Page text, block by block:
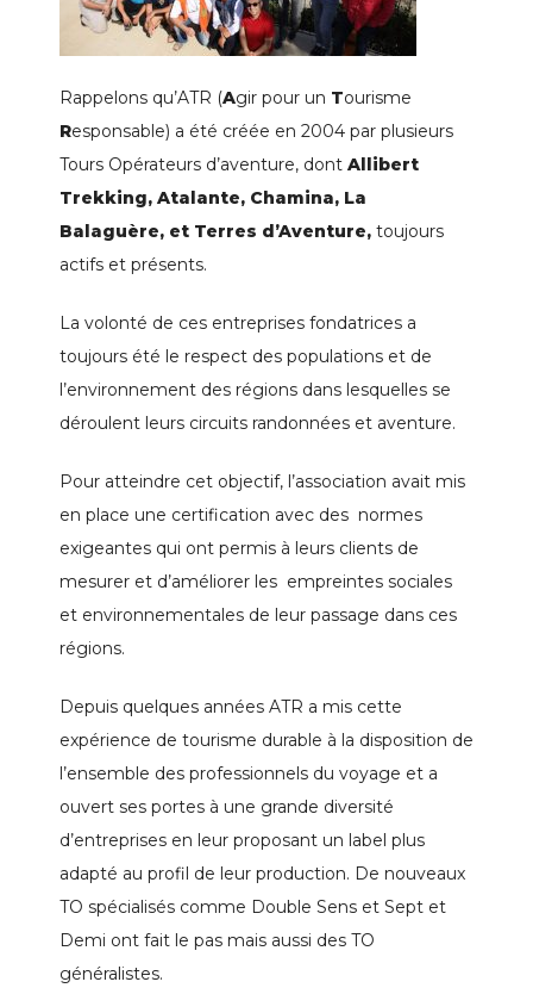
Rappelons qu’ATR (Agir pour un Tourisme
Responsable) a été créée en 2004 par plusieurs
Tours Opérateurs d’aventure, dont Allibert
Trekking, Atalante, Chamina, La
Balaguère, et Terres d’Aventure, toujours
actifs et présents.
La volonté de ces entreprises fondatrices a
toujours été le respect des populations et de
l’environnement des régions dans lesquelles se
déroulent leurs circuits randonnées et aventure.
Pour atteindre cet objectif, l’association avait mis
en place une certification avec des normes
exigeantes qui ont permis à leurs clients de
mesurer et d’améliorer les empreintes sociales
et environnementales de leur passage dans ces
régions.
Depuis quelques années ATR a mis cette
expérience de tourisme durable à la disposition de
l’ensemble des professionnels du voyage et a
ouvert ses portes à une grande diversité
d’entreprises en leur proposant un label plus
adapté au profil de leur production. De nouveaux
TO spécialisés comme Double Sens et Sept et
Demi ont fait le pas mais aussi des TO
généralistes.